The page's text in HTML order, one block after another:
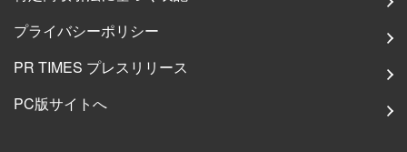
プライバシーポリシー
PR TIMES プレスリリース
PC版サイトへ